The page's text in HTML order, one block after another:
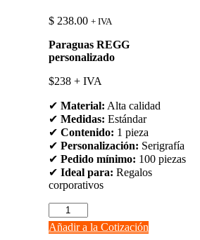
$238.00 + IVA
Paraguas REGG
personalizado
$238 + IVA
✔ Material: Alta calidad
✔ Medidas: Estándar
✔ Contenido: 1 pieza
✔ Personalización: Serigrafía
✔ Pedido mínimo: 100 piezas
✔ Ideal para: Regalos
corporativos
Paraguas
REGG
personalizado
Añadir a la Cotización